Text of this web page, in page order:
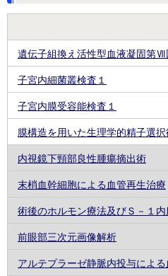
遺伝子組換え活性型血液凝固第
子宮内細菌叢検査１
子宮内膜受容能検査１
膜構造を用いた生理学的精子選択
内視鏡下頸部良性腫瘍摘出術
末梢血幹細胞による血管再生治療
術後のホルモン療法及びＳ－１
前眼部三次元画像解析
アルテプラーゼ静脈内投与によ